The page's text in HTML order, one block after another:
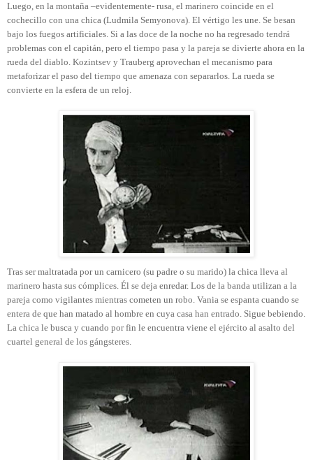
Luego, en la montaña –evidentemente- rusa, el marinero coincide en el
cochecillo con una chica (Ludmila Semyonova). El vértigo les une. Se besan
bajo los fuegos artificiales. Si a las doce de la noche no ha regresado tendrá
problemas con el capitán, pero el tiempo pasa y la pareja se divierte ahora en la
rueda del diablo. Kozintsev y Trauberg aprovechan el mecanismo para
metaforizar el paso del tiempo que amenaza con separarlos. La rueda se
convierte en la esfera de un reloj.
Tras ser maltratada por un carnicero (su padre o su marido) la chica lleva al
marinero hasta sus cómplices. Él se deja enredar. Los de la banda utilizan a la
pareja como vigilantes mientras cometen un robo. Vania se espanta cuando se
entera de que han matado al hombre en cuya casa han entrado. Sigue bebiendo.
La chica le busca y cuando por fin le encuentra viene el ejército al asalto del
cuartel general de los gángsteres.